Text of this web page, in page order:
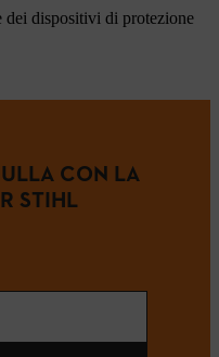
dei dispositivi di protezione
CON LA
STIHL